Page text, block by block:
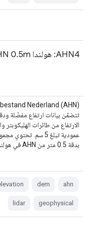
AHN4: هولندا AHN 0.5m
تتضمّن بيانات ارتفاع مفصّلة
الارتفاع من طائرات الهليكوبتر
بدقة 0.5 متر من AHN في هولندا …
ahn
dem
geophysical
lidar